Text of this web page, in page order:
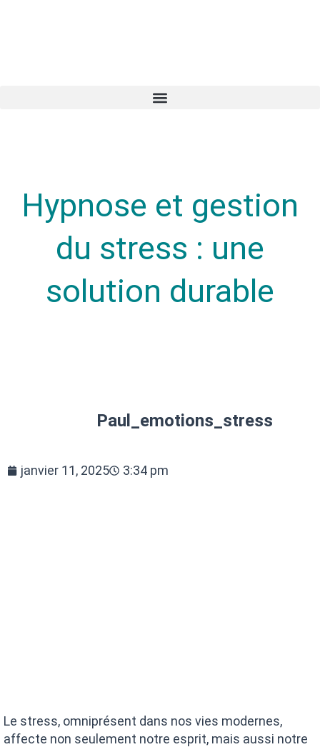
Hypnose et gestion
du stress : une
solution durable
Paul_emotions_stress
janvier 11, 2025 3:34 pm
Le stress, omniprésent dans nos vies modernes,
affecte non seulement notre esprit, mais aussi notre